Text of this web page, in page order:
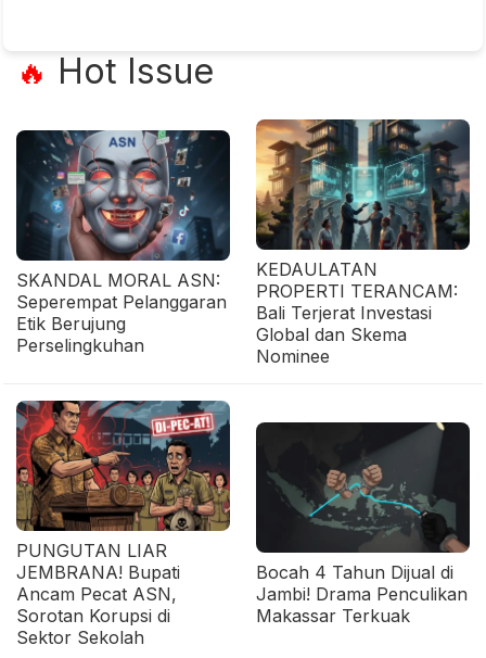
🔥 Hot Issue
SKANDAL MORAL ASN:
Seperempat Pelanggaran
Etik Berujung
Perselingkuhan
KEDAULATAN
PROPERTI TERANCAM:
Bali Terjerat Investasi
Global dan Skema
Nominee
PUNGUTAN LIAR
JEMBRANA! Bupati
Ancam Pecat ASN,
Sorotan Korupsi di
Sektor Sekolah
Bocah 4 Tahun Dijual di
Jambi! Drama Penculikan
Makassar Terkuak